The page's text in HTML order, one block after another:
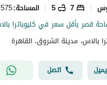
7
5 المساحة:575 متر مربع
بالاس، مدينة الشروق، القاهرة
اتصل